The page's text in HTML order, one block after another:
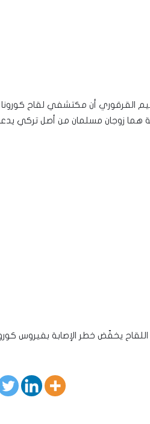
القرقوري أن مكتشفي لقاح كورونا
هما زوجان مسلمان من أصل تركي
يخفّض خطر الإصابة بفيروس